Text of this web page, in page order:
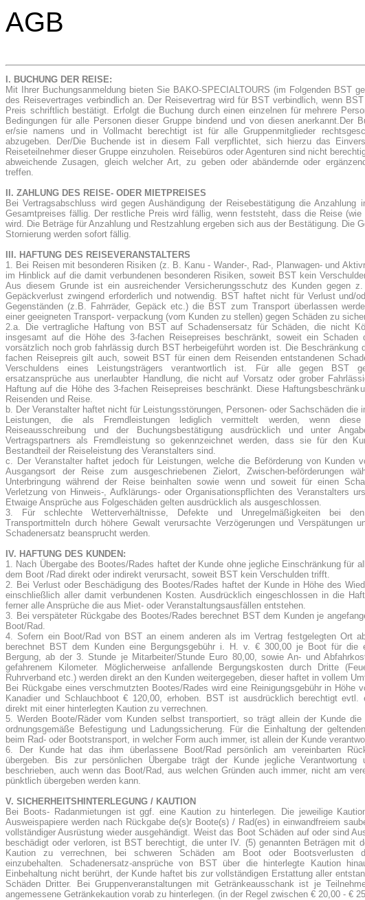
AGB
I. BUCHUNG DER REISE:
Mit Ihrer Buchungsanmeldung bieten Sie BAKO-SPECIALTOURS (im Folgenden BST
des Reisevertrages verbindlich an. Der Reisevertrag wird für BST verbindlich, wenn
Preis schriftlich bestätigt. Erfolgt die Buchung durch einen einzelnen für mehrere
Bedingungen für alle Personen dieser Gruppe bindend und von diesen anerkannt. Der
er/sie namens und in Vollmacht berechtigt ist für alle Gruppenmitglieder
abzugeben. Der/Die Buchende ist in diesem Fall verpflichtet, sich hierzu das
Reiseteilnehmer dieser Gruppe einzuholen. Reisebüros oder Agenturen sind nicht
abweichende Zusagen, gleich welcher Art, zu geben oder abändernde oder
treffen.
II. ZAHLUNG DES REISE- ODER MIETPREISES
Bei Vertragsabschluss wird gegen Aushändigung der Reisebestätigung die Anzahlung
Gesamtpreises fällig. Der restliche Preis wird fällig, wenn feststeht, dass die Reise (wie
wird. Die Beträge für Anzahlung und Restzahlung ergeben sich aus der Bestätigung. Die
Stornierung werden sofort fällig.
III. HAFTUNG DES REISEVERANSTALTERS
1. Bei Reisen mit besonderen Risiken (z. B. Kanu - Wander-, Rad-, Planwagen- und
im Hinblick auf die damit verbundenen besonderen Risiken, soweit BST kein
Aus diesem Grunde ist ein ausreichender Versicherungsschutz des Kunden gegen
Gepäckverlust zwingend erforderlich und notwendig. BST haftet nicht für Verlust und/
Gegenständen (z.B. Fahrräder, Gepäck etc.) die BST zum Transport überlassen
einer geeigneten Transport- verpackung (vom Kunden zu stellen) gegen Schäden zu
2.a. Die vertragliche Haftung von BST auf Schadensersatz für Schäden, die nicht
insgesamt auf die Höhe des 3-fachen Reisepreises beschränkt, soweit ein Schaden
vorsätzlich noch grob fahrlässig durch BST herbeigeführt worden ist. Die Beschränkung
fachen Reisepreis gilt auch, soweit BST für einen dem Reisenden entstandenen
Verschuldens eines Leistungsträgers verantwortlich ist. Für alle gegen BST
ersatzansprüche aus unerlaubter Handlung, die nicht auf Vorsatz oder grober
Haftung auf die Höhe des 3-fachen Reisepreises beschränkt. Diese
Reisenden und Reise.
b. Der Veranstalter haftet nicht für Leistungsstörungen, Personen- oder Sachschäden die
Leistungen, die als Fremdleistungen lediglich vermittelt werden, wenn
Reiseausschreibung und der Buchungsbestätigung ausdrücklich und unter
Vertragspartners als Fremdleistung so gekennzeichnet werden, dass sie für den
Bestandteil der Reiseleistung des Veranstalters sind.
c. Der Veranstalter haftet jedoch für Leistungen, welche die Beförderung von Kunden
Ausgangsort der Reise zum ausgeschriebenen Zielort, Zwischen-beförderungen
Unterbringung während der Reise beinhalten sowie wenn und soweit für einen
Verletzung von Hinweis-, Aufklärungs- oder Organisationspflichten des Veranstalters
Etwaige Ansprüche aus Folgeschäden gelten ausdrücklich als ausgeschlossen.
3. Für schlechte Wetterverhältnisse, Defekte und Unregelmäßigkeiten bei
Transportmitteln durch höhere Gewalt verursachte Verzögerungen und Verspätungen
Schadenersatz beansprucht werden.
IV. HAFTUNG DES KUNDEN:
1. Nach Übergabe des Bootes/Rades haftet der Kunde ohne jegliche Einschränkung für
dem Boot /Rad direkt oder indirekt verursacht, soweit BST kein Verschulden trifft.
2. Bei Verlust oder Beschädigung des Bootes/Rades haftet der Kunde in Höhe des
einschließlich aller damit verbundenen Kosten. Ausdrücklich eingeschlossen in die
ferner alle Ansprüche die aus Miet- oder Veranstaltungsausfällen entstehen.
3. Bei verspäteter Rückgabe des Bootes/Rades berechnet BST dem Kunden je
Boot/Rad.
4. Sofern ein Boot/Rad von BST an einem anderen als im Vertrag festgelegten Ort
berechnet BST dem Kunden eine Bergungsgebühr i. H. v. € 300,00 je Boot für die
Bergung, ab der 3. Stunde je Mitarbeiter/Stunde Euro 80,00, sowie An- und
gefahrenem Kilometer. Möglicherweise anfallende Bergungskosten durch Dritte
Ruhrverband etc.) werden direkt an den Kunden weitergegeben, dieser haftet in vollem
Bei Rückgabe eines verschmutzten Bootes/Rades wird eine Reinigungsgebühr in Höhe
Kanadier und Schlauchboot € 120,00, erhoben. BST ist ausdrücklich berechtigt evtl.
direkt mit einer hinterlegten Kaution zu verrechnen.
5. Werden Boote/Räder vom Kunden selbst transportiert, so trägt allein der Kunde die
ordnungsgemäße Befestigung und Ladungssicherung. Für die Einhaltung der
beim Rad- oder Bootstransport, in welcher Form auch immer, ist allein der Kunde
6. Der Kunde hat das ihm überlassene Boot/Rad persönlich am vereinbarten
übergeben. Bis zur persönlichen Übergabe trägt der Kunde jegliche
beschrieben, auch wenn das Boot/Rad, aus welchen Gründen auch immer, nicht am
pünktlich übergeben werden kann.
V. SICHERHEITSHINTERLEGUNG / KAUTION
Bei Boots- Radanmietungen ist ggf. eine Kaution zu hinterlegen. Die jeweilige
Ausweispapiere werden nach Rückgabe de(s)r Boote(s) / Rad(es) in einwandfreiem
vollständiger Ausrüstung wieder ausgehändigt. Weist das Boot Schäden auf oder sind
beschädigt oder verloren, ist BST berechtigt, die unter IV. (5) genannten Beträgen mit
Kaution zu verrechnen, bei schweren Schäden am Boot oder Bootsverlusten
einzubehalten. Schadenersatz-ansprüche von BST über die hinterlegte Kaution
Einbehaltung nicht berührt, der Kunde haftet bis zur vollständigen Erstattung aller
Schäden Dritter. Bei Gruppenveranstaltungen mit Getränkeausschank ist je
angemessene Getränkekaution vorab zu hinterlegen. (in der Regel zwischen € 20,00 - €